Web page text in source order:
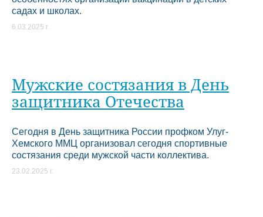
садах и школах.
6.03.2025 г.
Мужские состязания в День
защитника Отечества
Сегодня в День защитника России профком Улуг-
Хемского ММЦ организовал сегодня спортивные
состязания среди мужской части коллектива.
23.02.2025 г.